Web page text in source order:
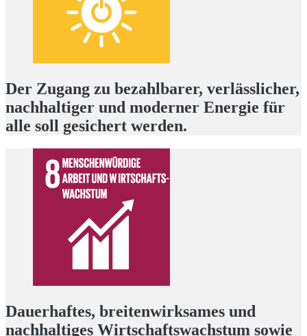
Der Zugang zu bezahlbarer, verlässlicher,
nachhaltiger und moderner Energie für
alle soll gesichert werden.
Dauerhaftes, breitenwirksames und
nachhaltiges Wirtschaftswachstum sowie